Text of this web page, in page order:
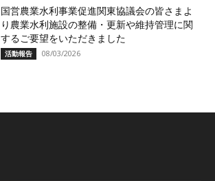
国営農業水利事業促進関東協議会の皆さまよ
り農業水利施設の整備・更新や維持管理に関
するご要望をいただきました
活動報告 08/03/2026